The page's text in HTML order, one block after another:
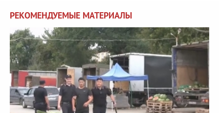
РЕКОМЕНДУЕМЫЕ МАТЕРИАЛЫ